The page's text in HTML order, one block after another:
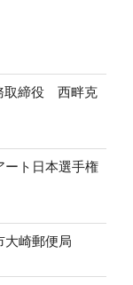
取締役 西畔克
ト日本選手権
崎郵便局